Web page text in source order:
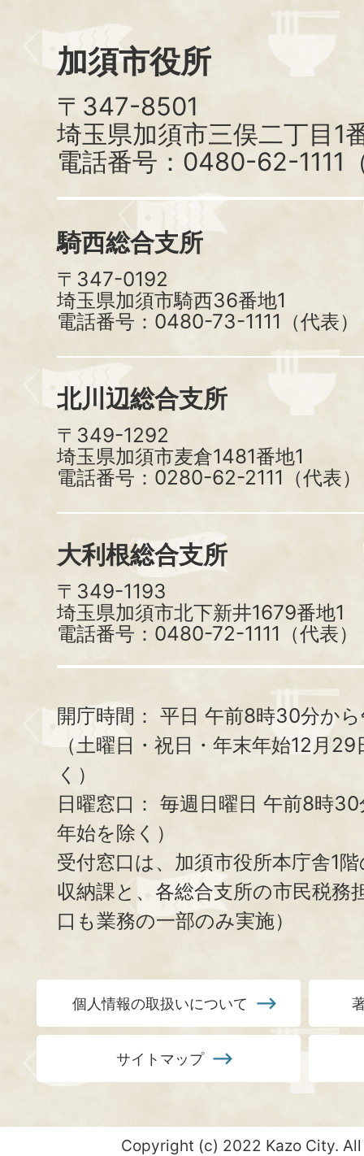
加須市役所
〒347-8501
埼玉県加須市三俣二丁目1
電話番号：0480-62-1111
騎西総合支所
〒347-0192
埼玉県加須市騎西36番地1
電話番号：0480-73-1111（代表）
北川辺総合支所
〒349-1292
埼玉県加須市麦倉1481番地1
電話番号：0280-62-2111（代表）
大利根総合支所
〒349-1193
埼玉県加須市北下新井1679番地1
電話番号：0480-72-1111（代表）
開庁時間： 平日 午前8時30分か
（土曜日・祝日・年末年始12月
く）
日曜窓口： 毎週日曜日 午前8時
年始を除く）
受付窓口は、加須市役所本庁舎1
収納課と、 各総合支所の市民税務
口も業務の一部のみ実施）
個人情報の取扱いについて
サイトマップ
Copyright (c) 2022 Kazo City.